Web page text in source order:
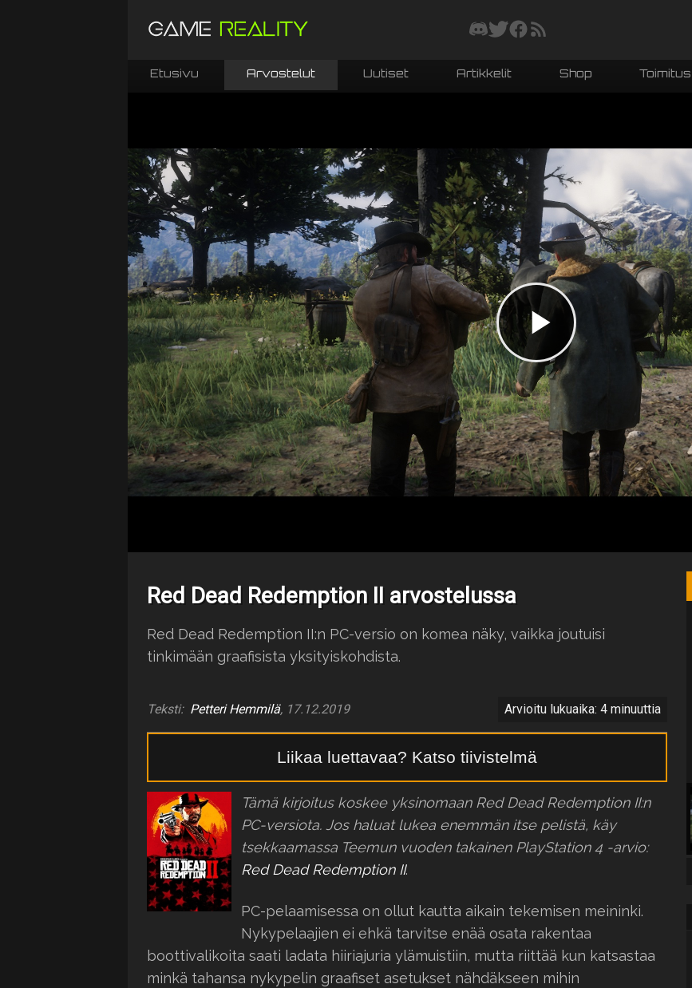
Etusivu Arvostelut Uutiset Artikkelit Shop Toimitus
Red Dead Redemption II arvostelussa
Red Dead Redemption II:n PC-versio on komea näky, vaikka joutuisi
tinkimään graafisista yksityiskohdista.
Teksti: Petteri Hemmilä, 17.12.2019 Arvioitu lukuaika: 4 minuuttia
Liikaa luettavaa? Katso tiivistelmä
Tämä kirjoitus koskee yksinomaan Red Dead Redemption II:n
PC-versiota. Jos haluat lukea enemmän itse pelistä, käy
tsekkaamassa Teemun vuoden takainen PlayStation 4 -arvio:
Red Dead Redemption II.
PC-pelaamisessa on ollut kautta aikain tekemisen meininki.
Nykypelaajien ei ehkä tarvitse enää osata rakentaa
boottivalikoita saati ladata hiiriajuria ylämuistiin, mutta riittää kun katsastaa
minkä tahansa nykypelin graafiset asetukset nähdäkseen mihin